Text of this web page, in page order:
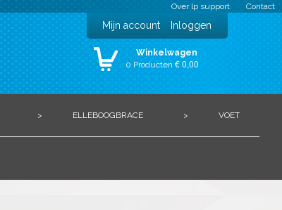
Over lp support Contact
Mijn account Inloggen
Winkelwagen
0 Producten € 0,00
> ELLEBOOGBRACE > VOET